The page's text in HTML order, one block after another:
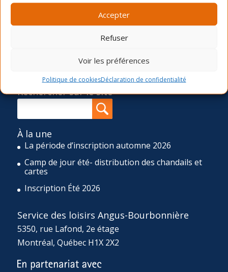
Accepter
Refuser
Voir les préférences
Politique de cookiesDéclaration de confidentialité
sociocommunautaires et récréatives diversifiées,
SLAB propose quatre sessions d’activités de loisir (hiver,
ponctuels ainsi qu’un camp de jour de huit semaines
Rechercher sur le site
À la une
La période d’inscription automne 2026
Camp de jour été- distribution des chandails et
cartes
Inscription Été 2026
Service des loisirs Angus-Bourbonnière
5350, rue Lafond, 2e étage
Montréal, Québec H1X 2X2